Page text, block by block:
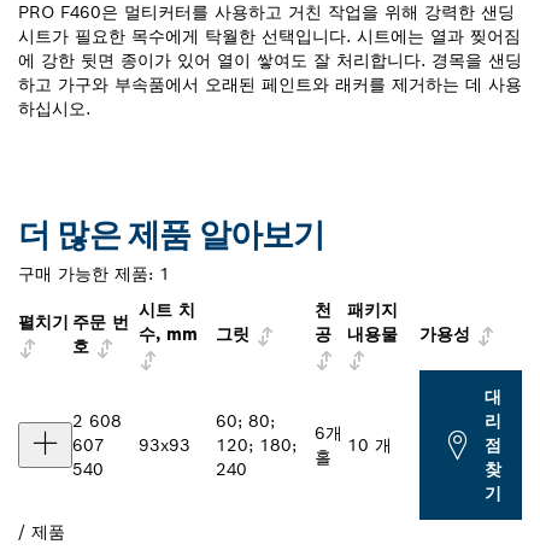
PRO F460은 멀티커터를 사용하고 거친 작업을 위해 강력한 샌딩
시트가 필요한 목수에게 탁월한 선택입니다. 시트에는 열과 찢어짐
에 강한 뒷면 종이가 있어 열이 쌓여도 잘 처리합니다. 경목을 샌딩
하고 가구와 부속품에서 오래된 페인트와 래커를 제거하는 데 사용
하십시오.
더 많은 제품 알아보기
구매 가능한 제품: 1
펼치기 주문 번
호
시트 치
수, mm
그릿
천
공
패키지
내용물
가용성
2 608
607
540
93x93
60; 80;
120; 180;
240
6개
홀
10 개
대
리
점
찾
기
/ 제품